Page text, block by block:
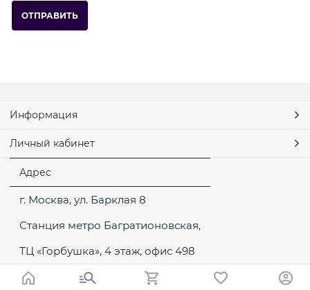
Информация
Личный кабинет
Адрес
г. Москва, ул. Барклая 8
Станция метро Багратионовская,
ТЦ «Горбушка», 4 этаж, офис 498